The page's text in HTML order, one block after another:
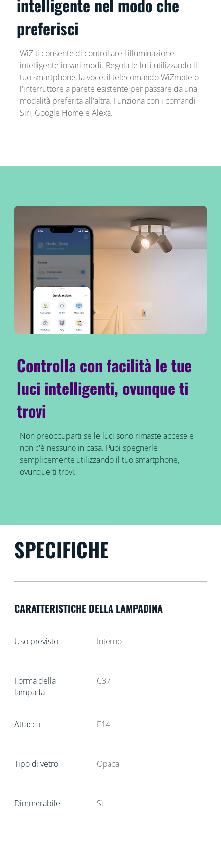
intelligente nel modo che
preferisci
WiZ ti consente di controllare l'illuminazione
intelligente in vari modi. Regola le luci utilizzando il
tuo smartphone, la voce, il telecomando WiZmote o
l'interruttore a parete esistente per passare da una
modalità preferita all'altra. Funziona con i comandi
Siri, Google Home e Alexa.
Controlla con facilità le tue
luci intelligenti, ovunque ti
trovi
Non preoccuparti se le luci sono rimaste accese e
non c'è nessuno in casa. Puoi spegnerle
semplicemente utilizzando il tuo smartphone,
ovunque ti trovi.
SPECIFICHE
CARATTERISTICHE DELLA LAMPADINA
Uso previsto Interno
Forma della
lampada
C37
Attacco E14
Tipo di vetro Opaca
Dimmerabile Sì